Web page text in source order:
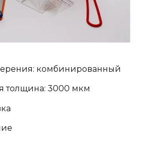
комбинированный
толщина: 3000 мкм